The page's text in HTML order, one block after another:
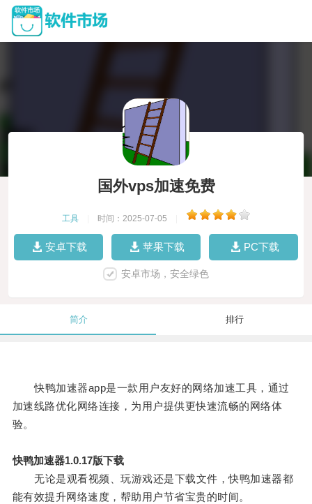
国外vps加速免费
工具 时间：2025-07-05
安卓下载 苹果下载 PC下载
安卓市场，安全绿色
简介 排行
快鸭加速器app是一款用户友好的网络加速工具，通过
加速线路优化网络连接，为用户提供更快速流畅的网络体
验。
快鸭加速器1.0.17版下载
无论是观看视频、玩游戏还是下载文件，快鸭加速器都
能有效提升网络速度，帮助用户节省宝贵的时间。